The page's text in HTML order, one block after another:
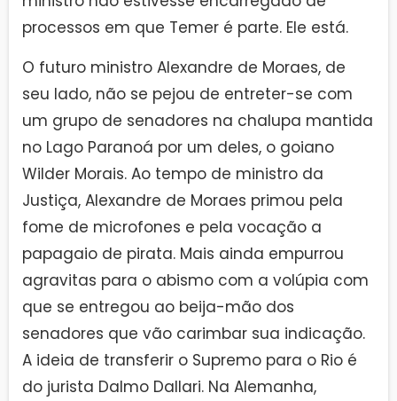
processos em que Temer é parte. Ele está.
O futuro ministro Alexandre de Moraes, de
seu lado, não se pejou de entreter-se com
um grupo de senadores na chalupa mantida
no Lago Paranoá por um deles, o goiano
Wilder Morais. Ao tempo de ministro da
Justiça, Alexandre de Moraes primou pela
fome de microfones e pela vocação a
papagaio de pirata. Mais ainda empurrou
agravitas para o abismo com a volúpia com
que se entregou ao beija-mão dos
senadores que vão carimbar sua indicação.
A ideia de transferir o Supremo para o Rio é
do jurista Dalmo Dallari. Na Alemanha,